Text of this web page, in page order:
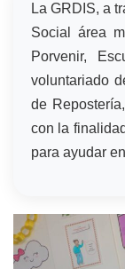
La GRDIS, a
Social área
Porvenir,
voluntariado
de
con la
para ayudar